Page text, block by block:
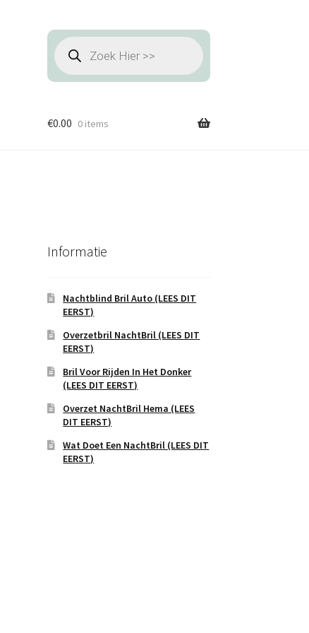
Producten
zoeken
€0.00 0 items
Informatie
Nachtblind Bril Auto (LEES DIT
EERST)
Overzetbril NachtBril (LEES DIT
EERST)
Bril Voor Rijden In Het Donker
(LEES DIT EERST)
Overzet NachtBril Hema (LEES
DIT EERST)
Wat Doet Een NachtBril (LEES DIT
EERST)